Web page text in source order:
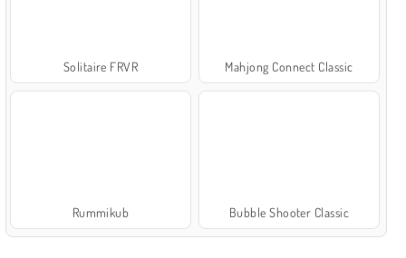
Solitaire FRVR Mahjong Connect Classic
Rummikub Bubble Shooter Classic